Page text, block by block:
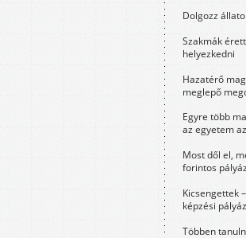
Dolgozz
Szakmák
helyezkedni
Hazatérő
meglepő
Egyre több
az egyetem
Most dől el,
forintos
Kicsengettek
képzési
Többen